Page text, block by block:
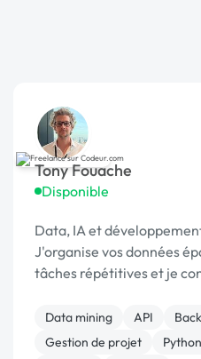
Tony Fouache
Disponible
Data, IA et
J'organise vos données
tâches répétitives et je
Data mining API
Gestion de projet
Python